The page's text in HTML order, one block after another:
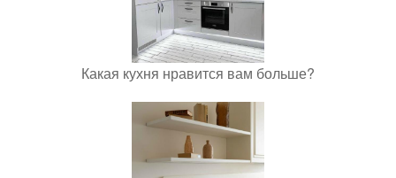
Какая кухня нравится вам больше?